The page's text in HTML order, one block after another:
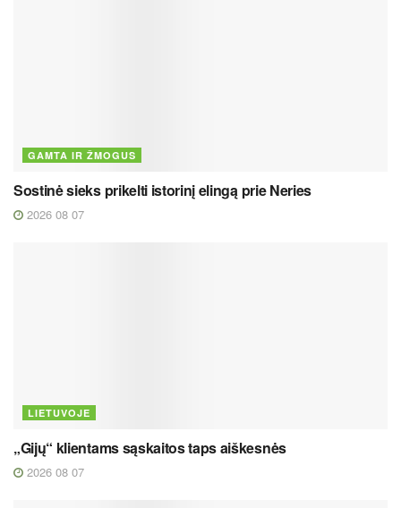
GAMTA IR ŽMOGUS
Sostinė sieks prikelti istorinį elingą prie Neries
2026 08 07
LIETUVOJE
„Gijų“ klientams sąskaitos taps aiškesnės
2026 08 07